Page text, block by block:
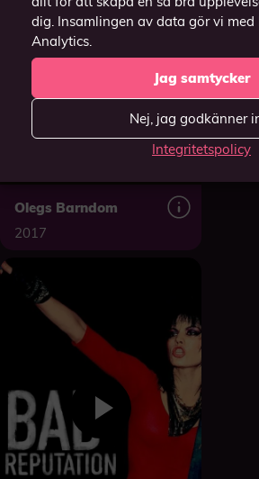
dig. Insamlingen av data gör vi
Analytics.
Jag samtycker
Nej, jag godkänner
Integritetspolicy
Olegs Barndom
2017